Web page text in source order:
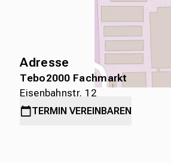
Adresse
Tebo2000 Fachmarkt
Eisenbahnstr. 12
78315 Radolfzell
TERMIN VEREINBAREN